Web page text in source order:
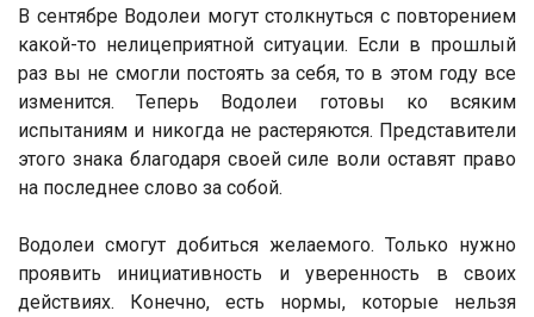
В сентябре Водолеи могут столкнуться с повторением
какой-то нелицеприятной ситуации. Если в прошлый
раз вы не смогли постоять за себя, то в этом году все
изменится. Теперь Водолеи готовы ко всяким
испытаниям и никогда не растеряются. Представители
этого знака благодаря своей силе воли оставят право
на последнее слово за собой.
Водолеи смогут добиться желаемого. Только нужно
проявить инициативность и уверенность в своих
действиях. Конечно, есть нормы, которые нельзя